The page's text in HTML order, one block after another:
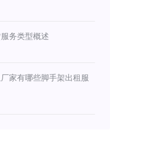
务类型概述
家有哪些脚手架出租服